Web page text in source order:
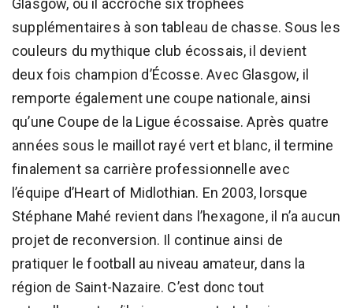
Glasgow, où il accroche six trophées
supplémentaires à son tableau de chasse. Sous les
couleurs du mythique club écossais, il devient
deux fois champion d’Écosse. Avec Glasgow, il
remporte également une coupe nationale, ainsi
qu’une Coupe de la Ligue écossaise. Après quatre
années sous le maillot rayé vert et blanc, il termine
finalement sa carrière professionnelle avec
l’équipe d’Heart of Midlothian. En 2003, lorsque
Stéphane Mahé revient dans l’hexagone, il n’a aucun
projet de reconversion. Il continue ainsi de
pratiquer le football au niveau amateur, dans la
région de Saint-Nazaire. C’est donc tout